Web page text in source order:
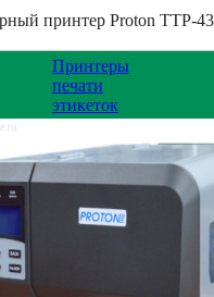
принтер Proton TTP-
Принтеры
печати
этикеток